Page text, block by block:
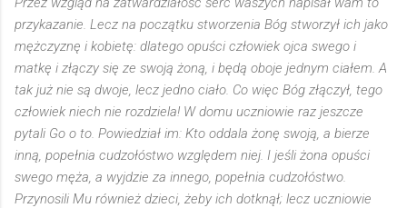
przykazanie. Lecz na początku stworzenia Bóg stworzył ich jako
mężczyznę i kobietę: dlatego opuści człowiek ojca swego i
matkę i złączy się ze swoją żoną, i będą oboje jednym ciałem. A
tak już nie są dwoje, lecz jedno ciało. Co więc Bóg złączył, tego
człowiek niech nie rozdziela! W domu uczniowie raz jeszcze
pytali Go o to. Powiedział im: Kto oddala żonę swoją, a bierze
inną, popełnia cudzołóstwo względem niej. I jeśli żona opuści
swego męża, a wyjdzie za innego, popełnia cudzołóstwo.
Przynosili Mu również dzieci, żeby ich dotknął; lecz uczniowie